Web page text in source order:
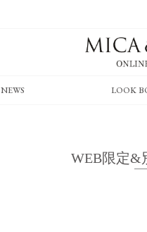
NEWS LOOK
WEB限定&